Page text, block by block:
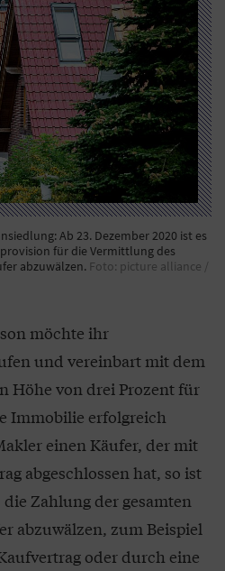
Ab 23. Dezember 2020 ist es
für die Vermittlung des
abzuwälzen. Foto: picture alliance /
möchte ihr
und vereinbart mit dem
Höhe von drei Prozent für
Immobilie erfolgreich
einen Käufer, der mit
abgeschlossen hat, so ist
Zahlung der gesamten
abzuwälzen, zum Beispiel
oder durch eine